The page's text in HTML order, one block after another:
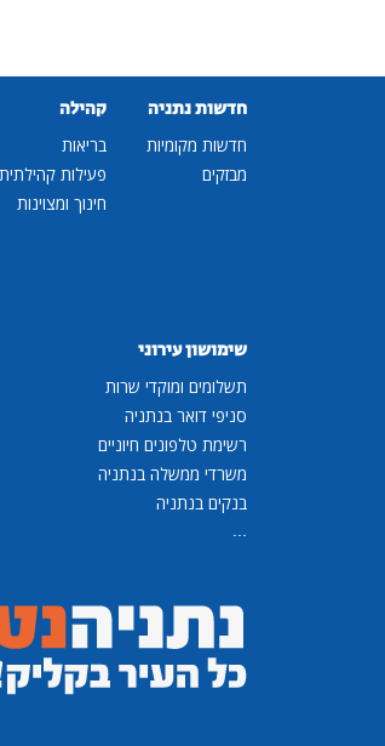
חדשות נתניה
חדשות מקומיות
מבזקים
קהילה
בריאות
פעילות קהילתית
חינוך ומצוינות
שימושון עירוני
תשלומים ומוקדי שרות
סניפי דואר בנתניה
רשימת טלפונים חיוניים
משרדי ממשלה בנתניה
בנקים בנתניה
...